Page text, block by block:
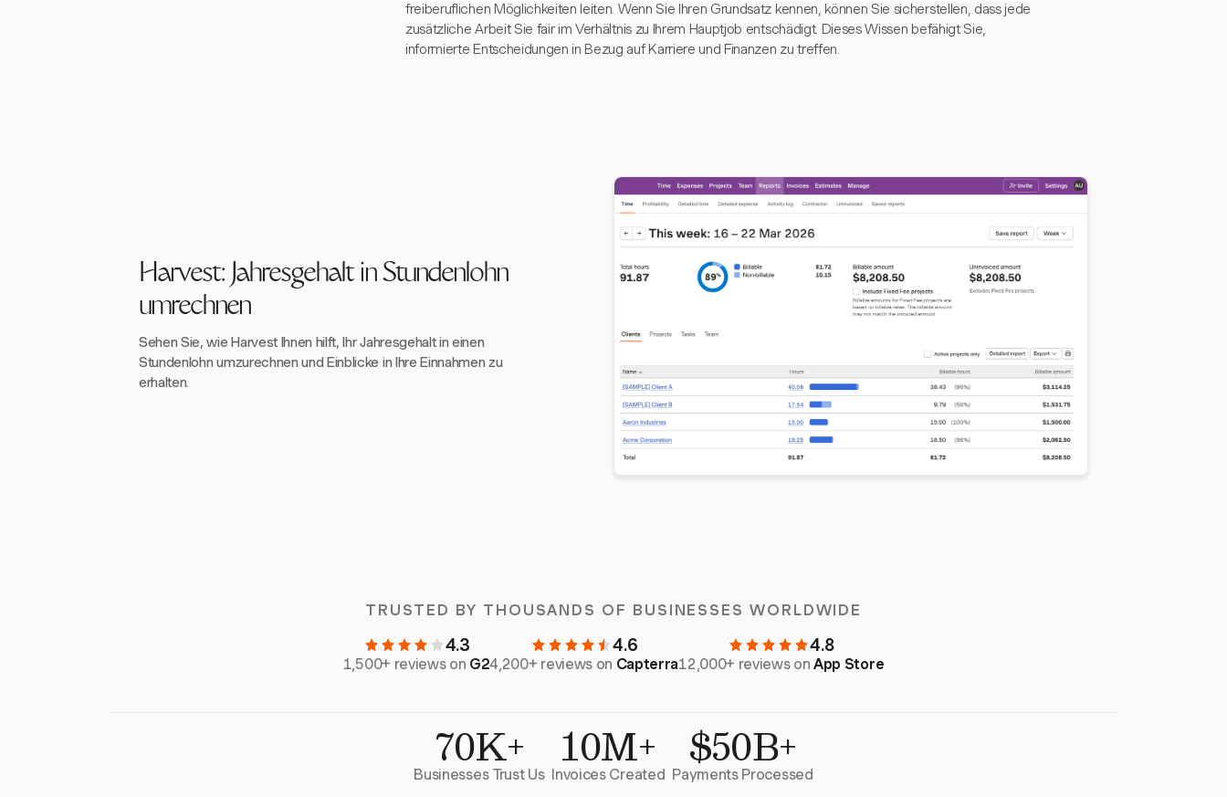
freiberuflichen Möglichkeiten leiten. Wenn Sie Ihren Grundsatz kennen, können Sie sicherstellen, dass jede
zusätzliche Arbeit Sie fair im Verhältnis zu Ihrem Hauptjob entschädigt. Dieses Wissen befähigt Sie,
informierte Entscheidungen in Bezug auf Karriere und Finanzen zu treffen.
Harvest: Jahresgehalt in Stundenlohn
umrechnen
Sehen Sie, wie Harvest Ihnen hilft, Ihr Jahresgehalt in einen
Stundenlohn umzurechnen und Einblicke in Ihre Einnahmen zu
erhalten.
TRUSTED BY THOUSANDS OF BUSINESSES WORLDWIDE
4.3
1,500+ reviews on G2
4.6
4,200+ reviews on Capterra
4.8
12,000+ reviews onApp Store
70K+
Businesses Trust Us 10M+
Invoices Created $50B+
Payments Processed